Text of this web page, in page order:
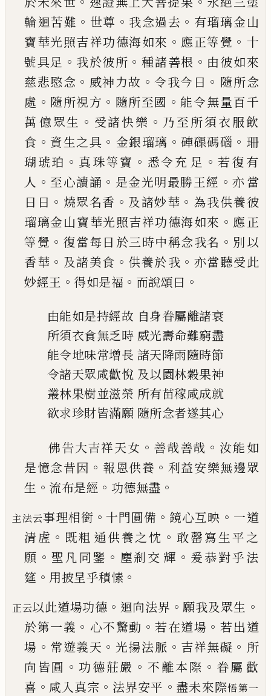
輪迴苦難 。 世尊 。 我念過去 。 有瑠璃金山
寶華光照吉祥功德海如來 。 應正等覺 。 十
號具足 。 我於彼所 。 種諸善根 。 由彼如來
慈悲愍念 。 威神力故 。 令我今日 。 隨所念
處 。 隨所視方 。 隨所至國 。 能令無量百千
萬 億眾生 。 受諸快樂 。 乃至所須衣服飲
食 。 資生之具 。 金銀瑠璃 。 硨磲碼碯 。 珊
瑚琥珀 。 真珠等寶 。 悉令充 足 。 若復有
人 。 至心讀誦 。 是金光明最勝王經 。 亦當
日日 。 燒眾名香 。 及諸妙華 。 為我供養彼
瑠璃金山寶華光照吉祥功德海如來 。 應正
等覺 。 復當每日 於三時中稱念我名 。 別以
香華 。 及諸美食 。 供養於我 。 亦當聽受此
妙經王 。 得如是福 。 而說頌曰 。
由能如是持經故 自身眷屬離諸衰
所須衣食無乏時 威光壽命難窮盡
能令地味常增長 諸天降雨隨時節
令諸天眾咸歡悅 及以園林穀果神
叢林果樹並滋榮 所有苗稼咸成就
欲求珍財皆滿願 隨所念者遂其心
佛告大吉祥天女 。 善哉善哉 。 汝能如
是憶念昔因 。 報恩供養 。 利益安樂無邊眾
生 。 流布是經 。 功德無盡 。
主法云事理相銜 。 十門圓備 。 鏡心互映 。 一道
清虗 。 既粗 通供養之忱 。 敢罄寫生平之
願 。 聖凡同鑒 。 塵剎交 輝 。 爰恭對乎法
筵 。 用披呈乎積愫 。
正云以此道場功德 。 迴向法界 。 願我及眾生 。
於第一義 。 心不驚動 。 若在道場 。 若出道
場 。 常遊義天 。 光揚法脈 。 吉祥無礙 。 所
向皆圓 。 功德莊嚴 。 不離本際 。 眷屬 歡
喜 。 咸入真宗 。 法界安平 。 盡未來際悟第一